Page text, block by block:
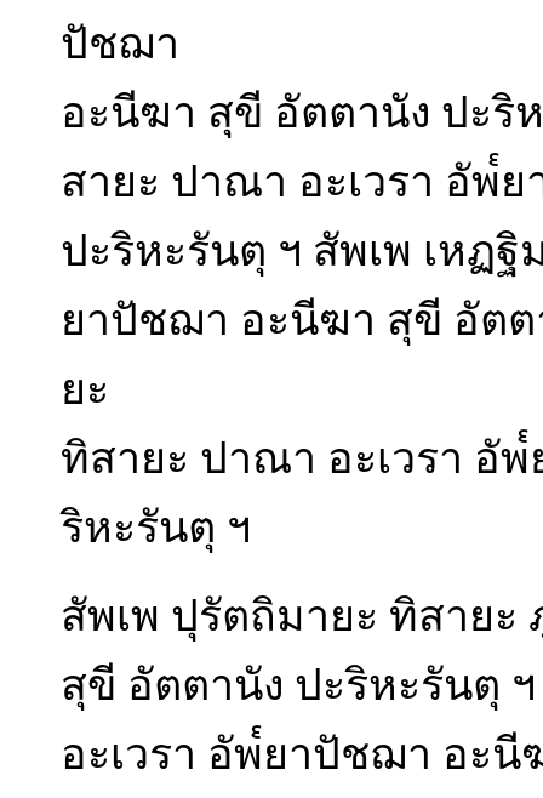
ปัชฌา
อะนีฆา สุขี อัตตานัง ปะริ
สายะ ปาณา อะเวรา อัพ๎
ปะริหะรันตุ ฯ สัพเพ เหฏ
ยาปัชฌา อะนีฆา สุขี อัตต
ยะ
ทิสายะ ปาณา อะเวรา อั
ริหะรันตุ ฯ
สัพเพ ปุรัตถิมายะ ทิสาย
สุขี อัตตานัง ปะริหะรันตุ
อะเวรา อัพ๎ยาปัชฌา อะ